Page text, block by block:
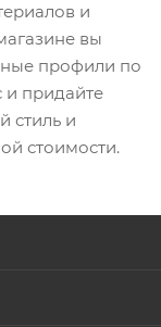
и
вы
профили по
и придайте
стиль и
стоимости.